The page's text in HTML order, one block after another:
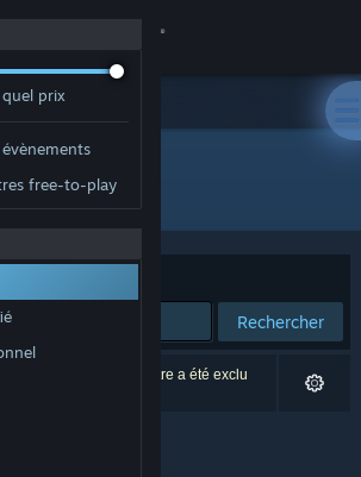
mobile Steam
prix
free-to-play
Studio
Rechercher
à votre recherche. 1 titre a été exclu